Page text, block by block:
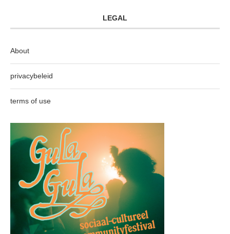
LEGAL
About
privacybeleid
terms of use